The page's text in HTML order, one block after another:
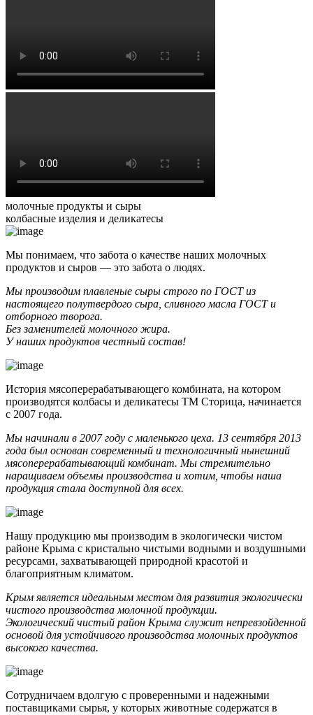
молочные продукты и сыры
колбасные изделия и деликатесы
Мы понимаем, что забота о качестве наших молочных
продуктов и сыров — это забота о людях.
Мы производим плавленые сыры строго по ГОСТ из
настоящего полутвердого сыра, сливного масла ГОСТ и
отборного творога.
Без заменителей молочного жира.
У наших продуктов честный состав!
История мясоперерабатывающего комбината, на котором
производятся колбасы и деликатесы ТМ Сторица, начинается
с 2007 года.
Мы начинали в 2007 году с маленького цеха. 13 сентября 2013
года был основан современный и технологичный нынешний
мясоперерабатывающий комбинат. Мы стремительно
наращиваем объемы производства и хотим, чтобы наша
продукция стала доступной для всех.
Нашу продукцию мы производим в экологически чистом
районе Крыма с кристально чистыми водными и воздушными
ресурсами, захватывающей природной красотой и
благоприятным климатом.
Крым является идеальным местом для развития экологически
чистого производства молочной продукции.
Экологический чистый район Крыма служит непревзойденной
основой для устойчивого производства молочных продуктов
высокого качества.
Сотрудничаем вдолгую с проверенными и надежными
поставщиками сырья, у которых животные содержатся в